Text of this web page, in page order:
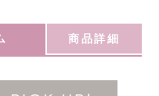
商品詳細